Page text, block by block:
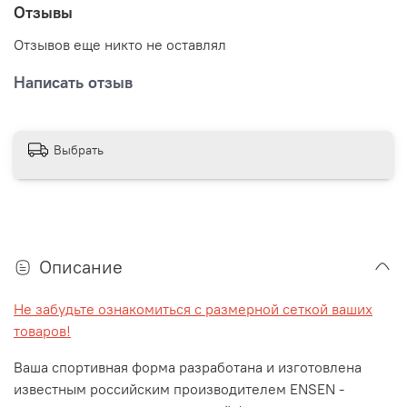
Отзывы
Отзывов еще никто не оставлял
Написать отзыв
Выбрать
Описание
Не забудьте ознакомиться с размерной сеткой ваших
товаров!
Ваша спортивная форма разработана и изготовлена
известным российским производителем ENSEN -